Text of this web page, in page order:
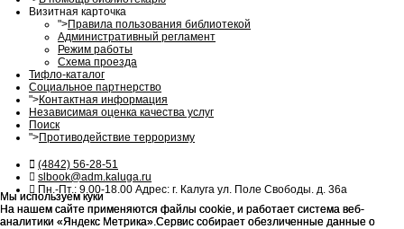
Мы используем куки
На нашем сайте применяются файлы cookie, и работает система веб-
аналитики «Яндекс Метрика».Сервис собирает обезличенные данные о
Визитная карточка
">Правила пользования библиотекой
Административный регламент
Режим работы
Схема проезда
Тифло-каталог
Социальное партнерство
">Контактная информация
Независимая оценка качества услуг
Поиск
">Противодействие терроризму
(4842) 56-28-51
slbook@adm.kaluga.ru
Пн.-Пт.: 9.00-18.00 Адрес: г. Калуга ул. Поле Свободы. д. 36а
Мы используем куки
На нашем сайте применяются файлы cookie, и работает система веб-
аналитики «Яндекс Метрика».Сервис собирает обезличенные данные о